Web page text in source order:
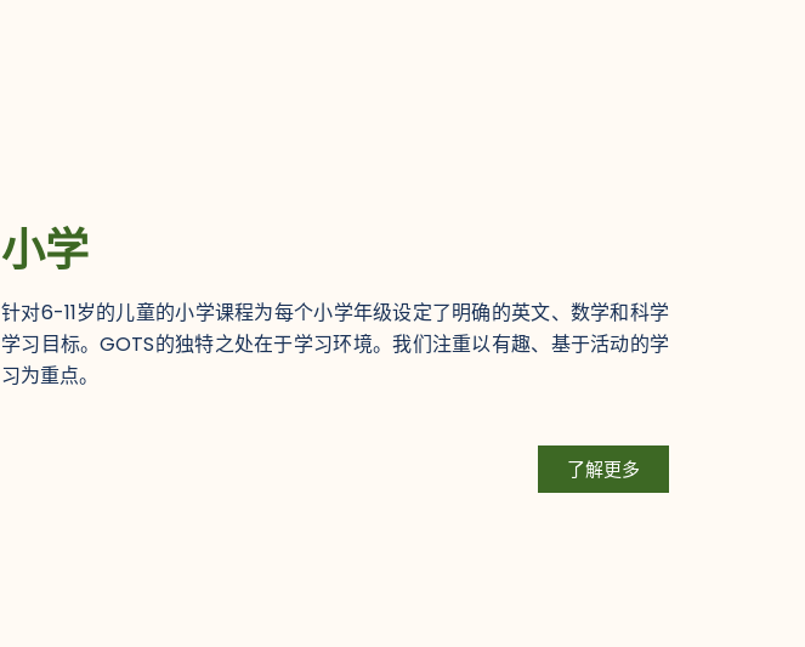
小学
针对6-11岁的儿童的小学课程为每个小学年级设定了明确的英文、数学和科学
学习目标。GOTS的独特之处在于学习环境。我们注重以有趣、基于活动的学
习为重点。
了解更多